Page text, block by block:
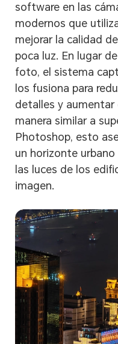
software en las
modernos que
mejorar la calidad
poca luz. En lugar
foto, el sistema
los fusiona para
detalles y aumentar
manera similar a
Photoshop, esto
un horizonte urbano
las luces de los
imagen.